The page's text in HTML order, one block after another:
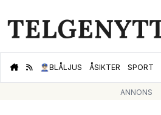
👮🏻‍♂️BLÅLJUS ÅSIKTER SPORT
ANNONS